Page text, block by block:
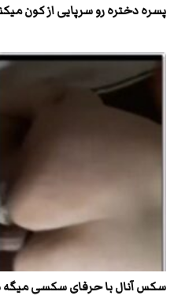
پسره دختره رو سرپایی از کون
سکس آنال با حرفای سکسی